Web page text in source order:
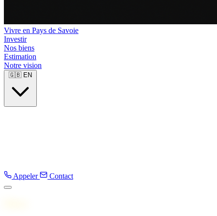
Vivre en Pays de Savoie
Investir
Nos biens
Estimation
Notre vision
🇬🇧 EN
Appeler Contact